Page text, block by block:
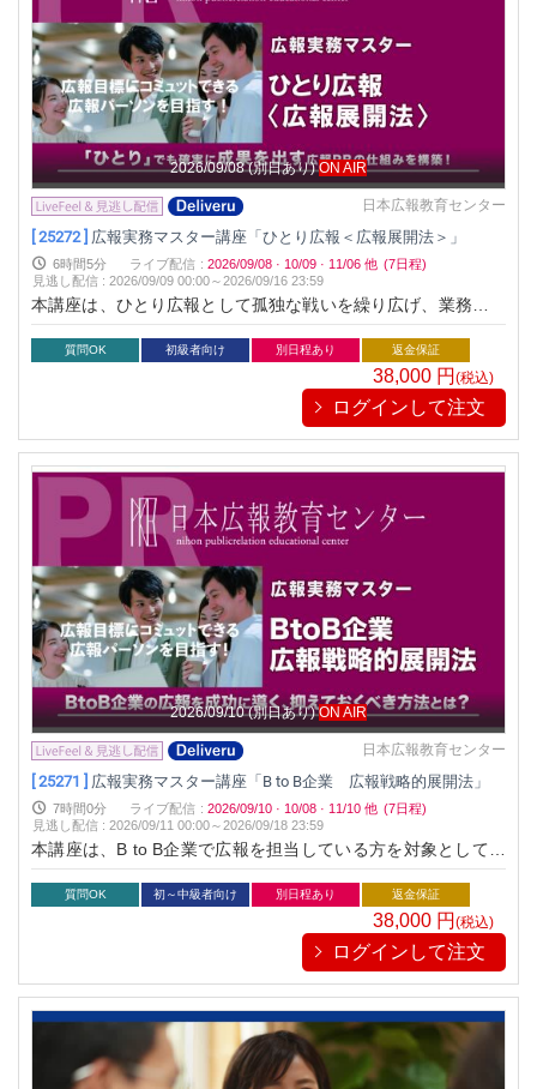
げたブランドも一回の危機対応を誤れば一瞬で崩壊してしまう
ことを熟知しているからです。少しでも生じる可能性がある危
機を想定して準備し、万が一、危機が起こった際は迅速に対応
し、ダメージを最小限にするのが危機管理広報です。本講座
は、危機管理広報の基本をマスターする講座です。広報担当者
はもちろん企業経営者を対象としています。
2026/09/08 (別日あり) ON AIR
日本広報教育センター
[ 25272 ] 広報実務マスター講座「ひとり広報＜広報展開法＞」
6時間5分 ライブ配信 : 2026/09/08 · 10/09 · 11/06 他 (7日程)
見逃し配信 :2026/09/09 00:00～2026/09/16 23:59
本講座は、ひとり広報として孤独な戦いを繰り広げ、業務の質
と量の両面でハードな挑戦をしている方々を対象としていま
す。ひとり広報が成功するための効果的な戦略と、具体的な実
施方法を分かりやすく解説しています。ひとり広報で成功する
ためのノウハウを確実に身につけることができます。 具体的な
講座内容としては、広報の基本業務とその職務分析を確認し、
ひとり広報が業務を遂行する上で必要な前提条件を整理しま
す。ひとり広報の展開においては、3つの基本パターンを紹介
し、それぞれのパターンにおいて自社が採るべき施策を検証し
ていきます。さらに、成功したひとり広報の事例を学びなが
ら、自社に適用できるヒントを見つけ出すことも重要な要素と
なります。最後に、ひとり広報における注意事項を説明し、す
ぐに実行できる準備を整えます。「ひとり広報」においても多
数の指導実績のある一流マーケティングPRプランナーがマル
秘ともいえるそのノウハウを余すことなくレクチャーするとと
もに、ひとり広報のメソッドを約5時間（２倍速で２．５時
間）の速習で習得できる貴重な講座です。 この講座を受講する
ことで、明日から一人でも成果を上げることが可能となりま
す。ひとり広報の苦悩を乗り越え、効果的な手法を身につける
ことで、成功への道を切り拓くことができるでしょう。
質問OK 初級者向け 別日程あり 返金保証
38,000 円(税込)
ログインして注文
2026/09/10 (別日あり) ON AIR
日本広報教育センター
[ 25271 ] 広報実務マスター講座「B to B企業 広報戦略的展開法」
7時間0分 ライブ配信 : 2026/09/10 · 10/08 · 11/10 他 (7日程)
見逃し配信 :2026/09/11 00:00～2026/09/18 23:59
本講座は、B to B企業で広報を担当している方を対象としてい
ます。B to B企業における広報で成功するための効果的な戦略
と、具体的な実施方法をわかりやすく解説しています。B to B
企業でもB to C企業同様に成功するノウハウを確実に身につけ
ることができます。 B to B企業において、広報に本格的に取り
組む企業はまだ少ないのが現状です。まして本格的に戦略的に
広報を実践している企業はほとんど見当たりません。広報が注
目されるようになったのはここ数年のことで、いまだ多くの企
業が基礎的な広報活動に追われているのが現状です。 しかし、
B to B企業で高度な広報スキルを持ち、戦略的な広報を実行し
着実に成果を上げる企業がいます。広報を効果的に活用するこ
質問OK 初～中級者向け 別日程あり 返金保証
38,000 円(税込)
ログインして注文